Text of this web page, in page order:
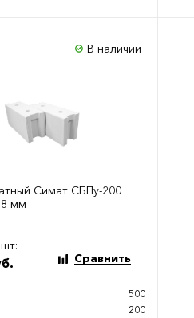
В наличии
Симат СБПу-200
мм
Сравнить
500
200